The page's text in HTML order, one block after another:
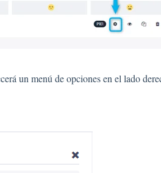
un menú de opciones en el lado